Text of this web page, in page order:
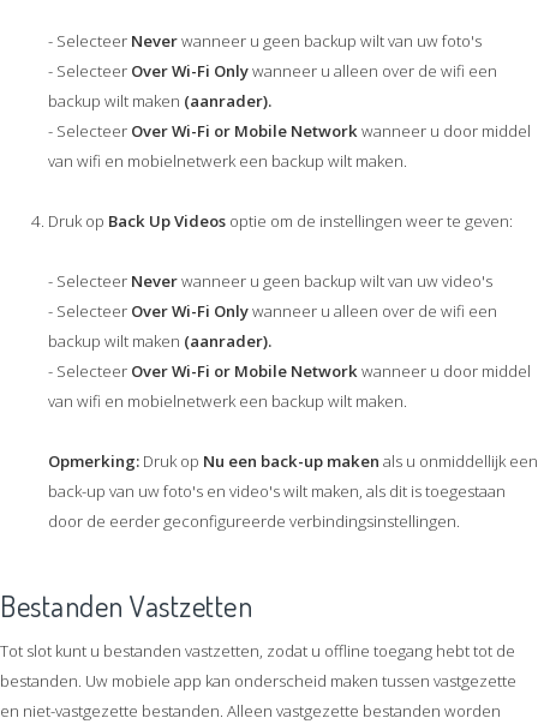
- Selecteer Neverwanneer u geen backup wilt van uw foto's
- Selecteer Over Wi-Fi Onlywanneer u alleen over de wifi een
backup wilt maken (aanrader).
- Selecteer Over Wi-Fi or Mobile Networkwanneer u door middel
van wifi en mobielnetwerk een backup wilt maken.
Druk op Back Up Videos optie om de instellingen weer te geven:
- Selecteer Neverwanneer u geen backup wilt van uw video's
- Selecteer Over Wi-Fi Onlywanneer u alleen over de wifi een
backup wilt maken (aanrader).
- Selecteer Over Wi-Fi or Mobile Networkwanneer u door middel
van wifi en mobielnetwerk een backup wilt maken.
Opmerking: Druk op Nu een back-up maken als u onmiddellijk een
back-up van uw foto's en video's wilt maken, als dit is toegestaan
door de eerder geconfigureerde verbindingsinstellingen.
Bestanden Vastzetten
Tot slot kunt u bestanden vastzetten, zodat u offline toegang hebt tot de
bestanden. Uw mobiele app kan onderscheid maken tussen vastgezette
en niet-vastgezette bestanden. Alleen vastgezette bestanden worden